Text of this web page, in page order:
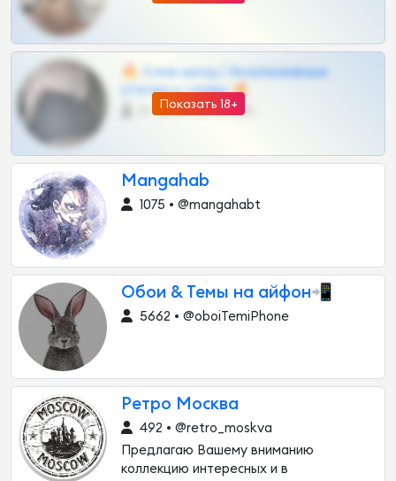
Показать 18+
🔥 Слив шкод | Эксклюзивные
утечки и сливы 🔥
0 •
Mangahab
1075 • @mangahabt
Обои & Темы на айфон📲
5662 • @oboiTemiPhone
Ретро Москва
492 • @retro_moskva
Предлагаю Вашему вниманию
коллекцию интересных и в